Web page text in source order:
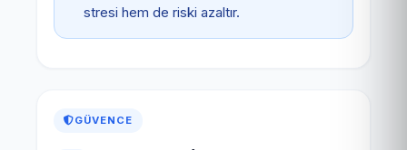
stresi hem de riski azaltır.
GÜVENCE